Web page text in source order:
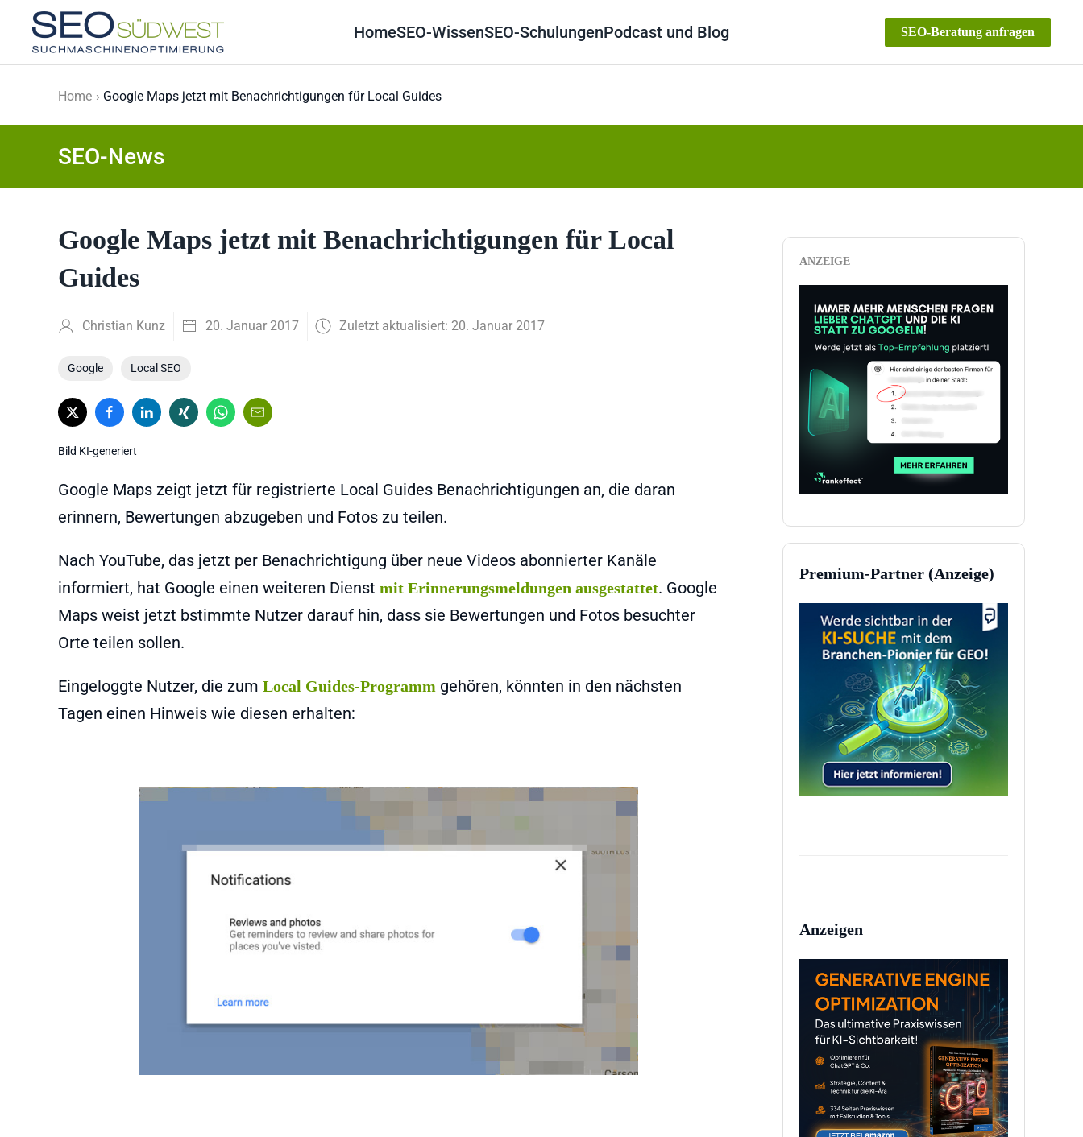
Skip to main content
HomeSEO-WissenSEO-SchulungenPodcast und Blog SEO-Beratung anfragen
Home Google Maps jetzt mit Benachrichtigungen für Local Guides
SEO-News
Google Maps jetzt mit Benachrichtigungen für Local
Guides
Christian Kunz 20. Januar 2017 Zuletzt aktualisiert: 20. Januar 2017
Google Local SEO
Bild KI-generiert
Google Maps zeigt jetzt für registrierte Local Guides Benachrichtigungen an, die daran
erinnern, Bewertungen abzugeben und Fotos zu teilen.
Nach YouTube, das jetzt per Benachrichtigung über neue Videos abonnierter Kanäle
informiert, hat Google einen weiteren Dienst mit Erinnerungsmeldungen ausgestattet. Google
Maps weist jetzt bstimmte Nutzer darauf hin, dass sie Bewertungen und Fotos besuchter
Orte teilen sollen.
Eingeloggte Nutzer, die zum Local Guides-Programm gehören, könnten in den nächsten
Tagen einen Hinweis wie diesen erhalten:
ANZEIGE
Premium-Partner (Anzeige)
Anzeigen